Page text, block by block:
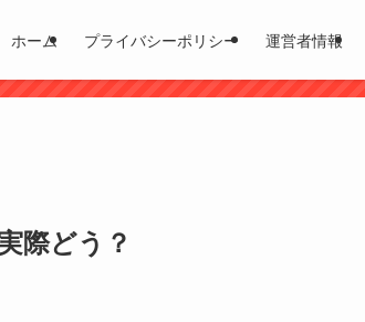
ホーム プライバシーポリシー 運営者情報
際どう？